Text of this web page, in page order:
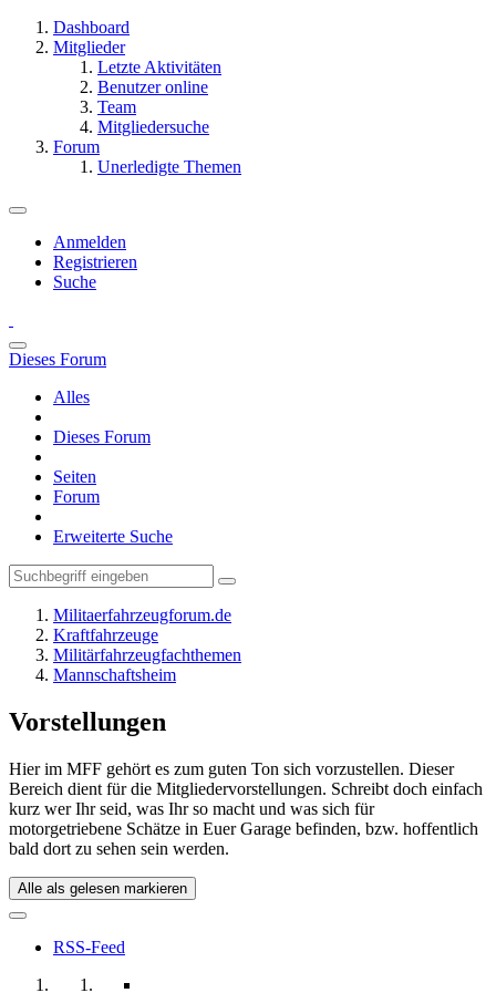
Dashboard
Mitglieder
Letzte Aktivitäten
Benutzer online
Team
Mitgliedersuche
Forum
Unerledigte Themen
Anmelden
Registrieren
Suche
Dieses Forum
Alles
Dieses Forum
Seiten
Forum
Erweiterte Suche
Militaerfahrzeugforum.de
Kraftfahrzeuge
Militärfahrzeugfachthemen
Mannschaftsheim
Vorstellungen
Hier im MFF gehört es zum guten Ton sich vorzustellen. Dieser
Bereich dient für die Mitgliedervorstellungen. Schreibt doch einfach
kurz wer Ihr seid, was Ihr so macht und was sich für
motorgetriebene Schätze in Euer Garage befinden, bzw. hoffentlich
bald dort zu sehen sein werden.
Alle als gelesen markieren
RSS-Feed